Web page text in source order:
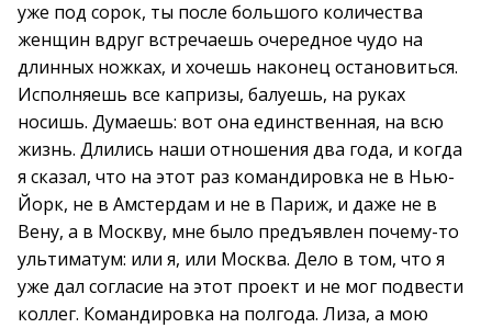
уже под сорок, ты после большого количества
женщин вдруг встречаешь очередное чудо на
длинных ножках, и хочешь наконец остановиться.
Исполняешь все капризы, балуешь, на руках
носишь. Думаешь: вот она единственная, на всю
жизнь. Длились наши отношения два года, и когда
я сказал, что на этот раз командировка не в Нью-
Йорк, не в Амстердам и не в Париж, и даже не в
Вену, а в Москву, мне было предъявлен почему-то
ультиматум: или я, или Москва. Дело в том, что я
уже дал согласие на этот проект и не мог подвести
коллег. Командировка на полгода. Лиза, а мою